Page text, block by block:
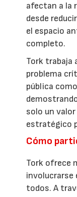
afectan a la
desde
el espacio
completo.
Tork trabaja
problema
pública
solo un
estratégico
Cómo
Tork ofrece
involucrarse
todos. A